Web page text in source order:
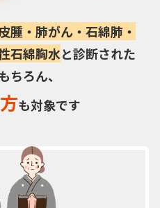
腫・肺がん・石綿肺・
石綿胸水と診断された
ちろん、
も対象です